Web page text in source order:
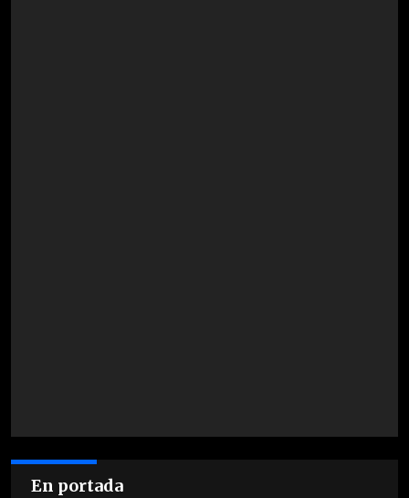
En portada